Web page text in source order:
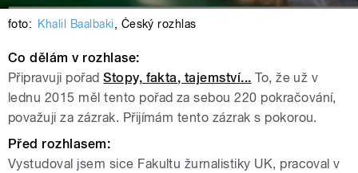
foto: Khalil Baalbaki, Český rozhlas
Co dělám v rozhlase:
Připravuji pořadStopy, fakta, tajemství... To, že už v
lednu 2015 měl tento pořad za sebou 220 pokračování,
považuji za zázrak. Přijímám tento zázrak s pokorou.
Před rozhlasem:
Vystudoval jsem sice Fakultu žurnalistiky UK, pracoval v